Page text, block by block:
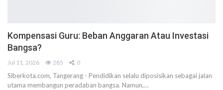
Kompensasi Guru: Beban Anggaran Atau Investasi
Bangsa?
Jul 11, 2026 285 0
Siberkota.com, Tangerang - Pendidikan selalu diposisikan sebagai jalan
utama membangun peradaban bangsa. Namun,…